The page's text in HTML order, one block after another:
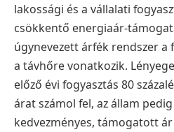
lakossági és a vállalati
csökkentő energiaár-
úgynevezett árfék rendszer a
a távhőre vonatkozik.
előző évi fogyasztás 80
árat számol fel, az állam
kedvezményes, támogatott